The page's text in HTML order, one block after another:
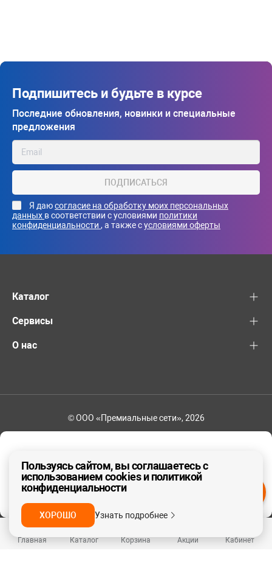
Главная Каталог Корзина Акции Кабинет
ДА, ВЕРНО
Подпишитесь и будьте в курсе
Последние обновления, новинки и специальные
предложения
ПОДПИСАТЬСЯ
Я даюсогласие на обработку моих персональных
данных в соответствии с условиями политики
конфиденциальности , а также сусловиями оферты
Каталог
Сервисы
О нас
© ООО «Премиальные сети», 2026
Пользуясь сайтом, вы соглашаетесь с
использованием cookies и политикой
конфиденциальности
ХОРОШО Узнать подробнее